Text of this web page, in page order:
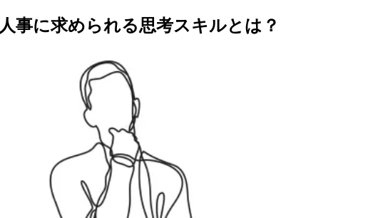
人事に求められる思考スキルとは？